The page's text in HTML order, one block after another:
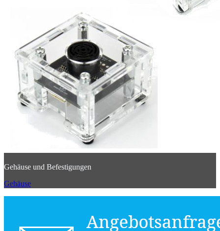
Gehäuse und Befestigungen
Gehäuse